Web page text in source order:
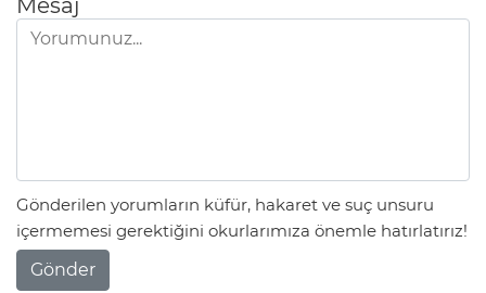
Mesaj
Gönderilen yorumların küfür, hakaret ve suç unsuru
içermemesi gerektiğini okurlarımıza önemle hatırlatırız!
Gönder